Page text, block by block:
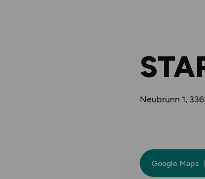
Neubrunn 1,
Google Maps